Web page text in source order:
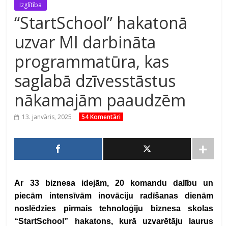
Izglītība
“StartSchool” hakatonā
uzvar MI darbināta
programmatūra, kas
saglabā dzīvesstāstus
nākamajām paaudzēm
13. janvāris, 2025 54 Komentāri
Ar 33 biznesa idejām, 20 komandu dalību un
piecām intensīvām inovāciju radīšanas dienām
noslēdzies pirmais tehnoloģiju biznesa skolas
“StartSchool” hakatons, kurā uzvarētāju laurus